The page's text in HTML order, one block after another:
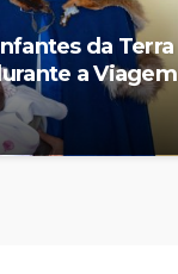
da Terra
a Viagem